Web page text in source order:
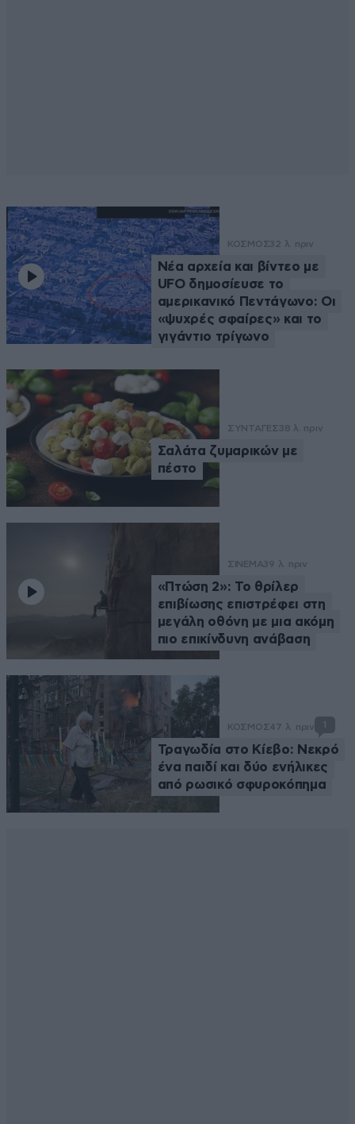
ΚΟΣΜΟΣ32 λ. πριν
Νέα αρχεία και βίντεο με
UFO δημοσίευσε το
αμερικανικό Πεντάγωνο: Οι
«ψυχρές σφαίρες» και το
γιγάντιο τρίγωνο
ΣΥΝΤΑΓΕΣ38 λ. πριν
Σαλάτα ζυμαρικών με
πέστο
ΣΙΝΕΜΑ39 λ. πριν
«Πτώση 2»: Το θρίλερ
επιβίωσης επιστρέφει στη
μεγάλη οθόνη με μια ακόμη
πιο επικίνδυνη ανάβαση
ΚΟΣΜΟΣ47 λ. πριν 1
Τραγωδία στο Κίεβο: Νεκρό
ένα παιδί και δύο ενήλικες
από ρωσικό σφυροκόπημα